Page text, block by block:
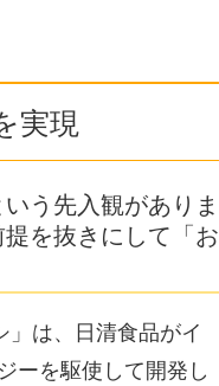
実現
う先入観がありま
を抜きにして「お
」は、日清食品がイ
ーを駆使して開発し